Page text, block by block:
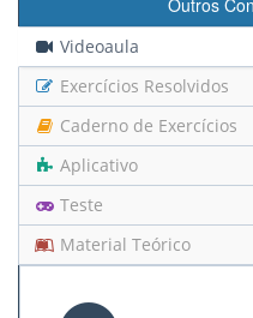
Outros
Videoaula
Exercícios Resolvidos
Caderno de Exercícios
Aplicativo
Teste
Material Teórico